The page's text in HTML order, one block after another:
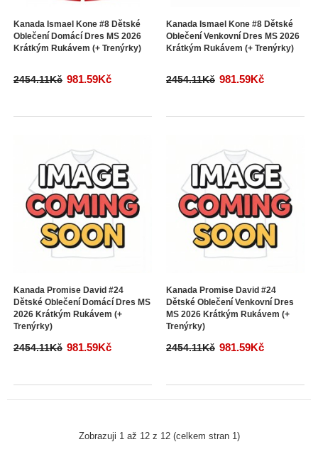
Kanada Ismael Kone #8 Dětské
Oblečení Domácí Dres MS 2026
Krátkým Rukávem (+ Trenýrky)
2454.11Kč 981.59Kč
Kanada Ismael Kone #8 Dětské
Oblečení Venkovní Dres MS 2026
Krátkým Rukávem (+ Trenýrky)
2454.11Kč 981.59Kč
Kanada Promise David #24
Dětské Oblečení Domácí Dres MS
2026 Krátkým Rukávem (+
Trenýrky)
2454.11Kč 981.59Kč
Kanada Promise David #24
Dětské Oblečení Venkovní Dres
MS 2026 Krátkým Rukávem (+
Trenýrky)
2454.11Kč 981.59Kč
Zobrazuji 1 až 12 z 12 (celkem stran 1)